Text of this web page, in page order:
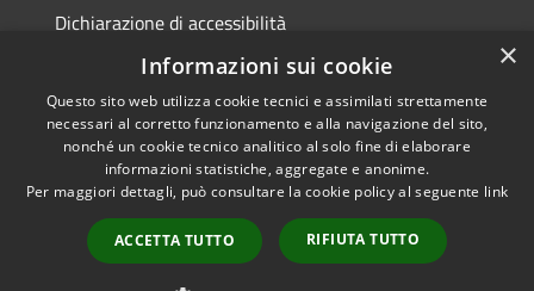
Dichiarazione di accessibilità
Obiettivi di accessibilità
RSS
Accessibilità
Copyright © 2026 • Comune di
Municipium•
Accesso
redazione
×
Informazioni sui cookie
Questo sito web utilizza cookie tecnici e assimilati strettamente
necessari al corretto funzionamento e alla navigazione del sito,
nonché un cookie tecnico analitico al solo fine di elaborare
informazioni statistiche, aggregate e anonime.
Per maggiori dettagli, può consultare la cookie policy al seguente link
ACCETTA TUTTO RIFIUTA TUTTO